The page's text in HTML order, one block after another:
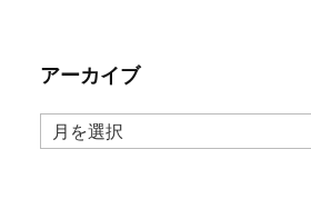
アーカイブ
ア
ー